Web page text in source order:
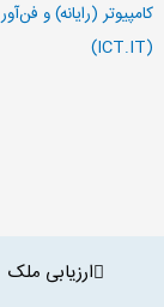
کامپیوتر (رایانه) و
(ICT.IT)
ارزیابی ملک